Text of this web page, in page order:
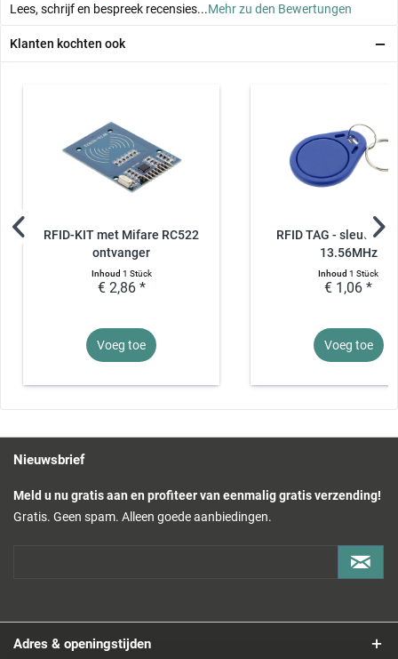
Lees, schrijf en bespreek recensies...Mehr zu den Bewertungen
Klanten kochten ook
RFID-KIT met Mifare RC522
ontvanger
Inhoud 1 Stück
€ 2,86 *
Voeg toe
RFID TAG -
13.56MHz
Inhoud1 Stück
€ 1,06 *
Voeg toe
Nieuwsbrief
Meld u nu gratis aan en profiteer van eenmalig gratis verzending!
Gratis. Geen spam. Alleen goede aanbiedingen.
Adres & openingstijden